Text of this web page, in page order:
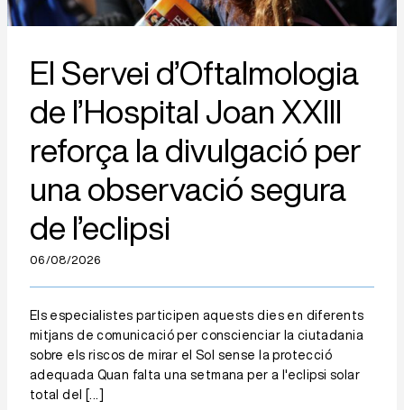
El Servei d’Oftalmologia
de l’Hospital Joan XXIII
reforça la divulgació per
una observació segura
de l’eclipsi
06/08/2026
Els especialistes participen aquests dies en diferents
mitjans de comunicació per conscienciar la ciutadania
sobre els riscos de mirar el Sol sense la protecció
adequada Quan falta una setmana per a l'eclipsi solar
total del
[...]